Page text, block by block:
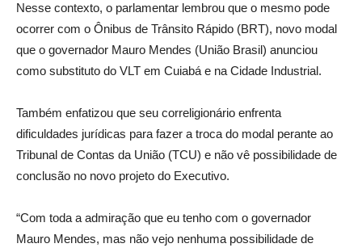
Nesse contexto, o parlamentar lembrou que o mesmo pode
ocorrer com o Ônibus de Trânsito Rápido (BRT), novo modal
que o governador Mauro Mendes (União Brasil) anunciou
como substituto do VLT em Cuiabá e na Cidade Industrial.
Também enfatizou que seu correligionário enfrenta
dificuldades jurídicas para fazer a troca do modal perante ao
Tribunal de Contas da União (TCU) e não vê possibilidade de
conclusão no novo projeto do Executivo.
“Com toda a admiração que eu tenho com o governador
Mauro Mendes, mas não vejo nenhuma possibilidade de